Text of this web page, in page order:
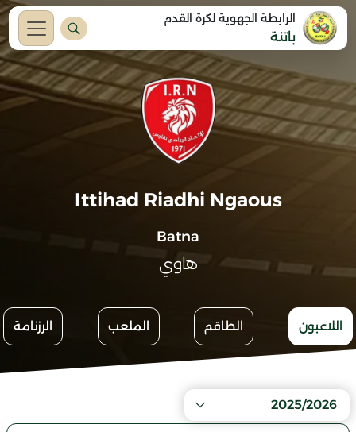
الرابطة الجهوية لكرة القدم
باتنة
Ittihad Riadhi Ngaous
Batna
هاوي
اللاعبون الطاقم الملعب الرزنامة
2025/2026